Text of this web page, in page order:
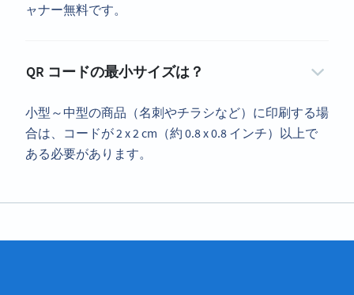
ャナー無料です。
QR コードの最小サイズは？
小型～中型の商品（名刺やチラシなど）に印刷する場
合は、コードが 2 x 2 cm（約 0.8 x 0.8 インチ）以上で
ある必要があります。